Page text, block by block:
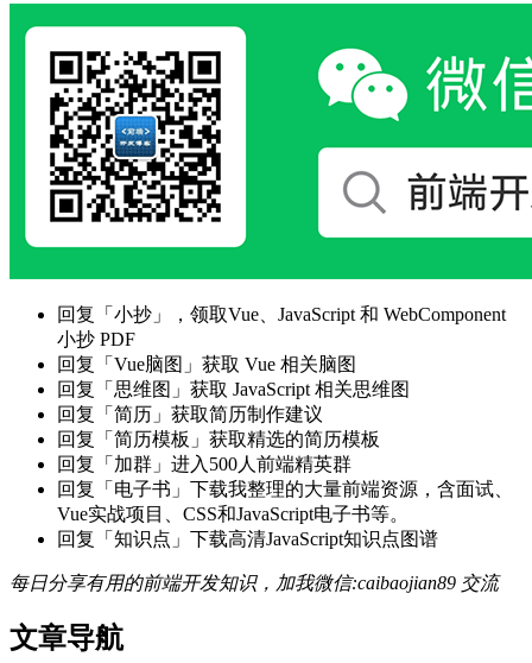
回复「小抄」，领取Vue、JavaScript 和 WebComponent
小抄 PDF
回复「Vue脑图」获取 Vue 相关脑图
回复「思维图」获取 JavaScript 相关思维图
回复「简历」获取简历制作建议
回复「简历模板」获取精选的简历模板
回复「加群」进入500人前端精英群
回复「电子书」下载我整理的大量前端资源，含面试、
Vue实战项目、CSS和JavaScript电子书等。
回复「知识点」下载高清JavaScript知识点图谱
每日分享有用的前端开发知识，加我微信:caibaojian89 交流
文章导航